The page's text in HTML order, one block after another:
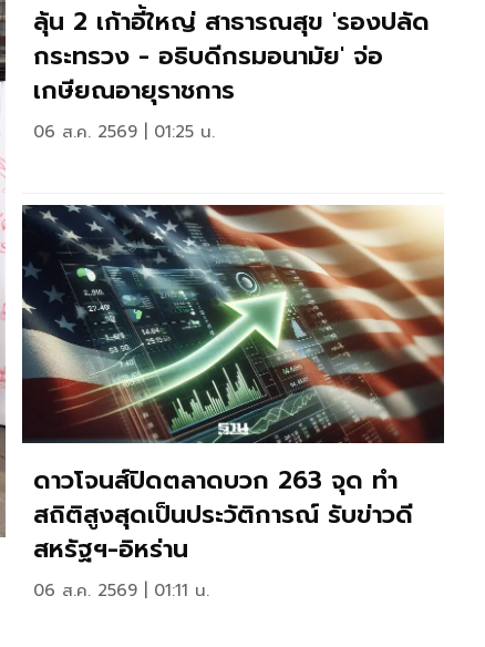
ลุ้น 2 เก้าอี้ใหญ่ สาธารณสุข 'รองปลัด
กระทรวง - อธิบดีกรมอนามัย' จ่อ
เกษียณอายุราชการ
06 ส.ค. 2569 | 01:25 น.
ดาวโจนส์ปิดตลาดบวก 263 จุด ทำ
สถิติสูงสุดเป็นประวัติการณ์ รับข่าวดี
สหรัฐฯ-อิหร่าน
06 ส.ค. 2569 | 01:11 น.